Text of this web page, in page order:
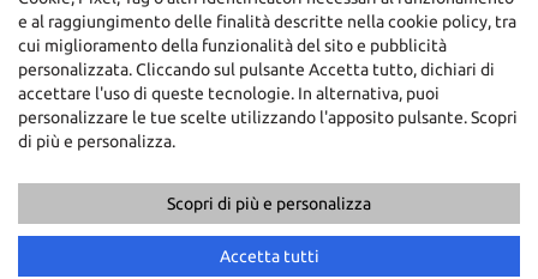
Copyright © 2026 GestionaleAuto.com S.r.l., Tutti i diritti riservati -
Leggi l'informativa sulla privacy-Cookie Policy
GestionaleAuto.com
e al raggiungimento delle finalità descritte nella cookie policy, tra
cui miglioramento della funzionalità del sito e pubblicità
personalizzata. Cliccando sul pulsante Accetta tutto, dichiari di
accettare l'uso di queste tecnologie. In alternativa, puoi
personalizzare le tue scelte utilizzando l'apposito pulsante. Scopri
di più e personalizza.
Scopri di più e personalizza
Accetta tutti